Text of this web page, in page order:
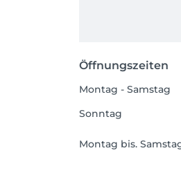
Öffnungszeiten
Montag - Samstag
Sonntag
Montag bis.